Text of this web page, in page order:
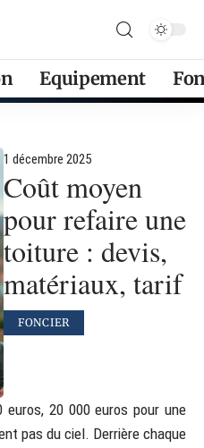
Equipement
1 décembre 2025
Coût moyen
pour refaire une
toiture : devis,
matériaux, tarif
FONCIER
20 000 euros pour une
pas du ciel. Derrière chaque